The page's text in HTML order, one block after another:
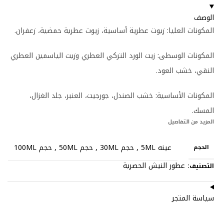
الوصف
المكونات العليا: زيوت عطرية أساسية، زيوت عطرية حمضية، زعفران.
المكونات الوسطى: زيت الورد التركي العطري وزيت الياسمين العطري
النقي، خشب العود.
المكونات الأساسية: خشب الصندل، جورجيت، العنبر، جلد الغزال،
المسك.
المزيد من التفاصيل
الحجم عينه 5ML , حجم 30ML , حجم 50ML , حجم 100ML
التصنيف: عطور النيش الحصرية
سياسة المتجر